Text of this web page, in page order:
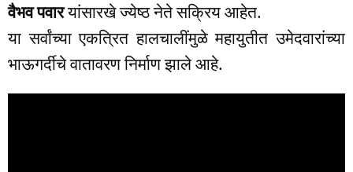
वैभव पवारयांसारखे ज्येष्ठ नेते सक्रिय आहेत.
या सर्वांच्या एकत्रित हालचालींमुळे महायुतीत उमेदवारांच्या
भाऊगर्दीचे वातावरण निर्माण झाले आहे.